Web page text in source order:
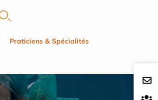
Praticiens & Spécialités